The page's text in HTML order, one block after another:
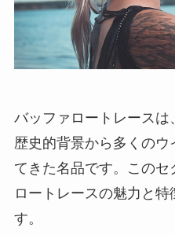
バッファロートレースは
歴史的背景から多くの
てきた名品です。この
ロートレースの魅力と特
す。